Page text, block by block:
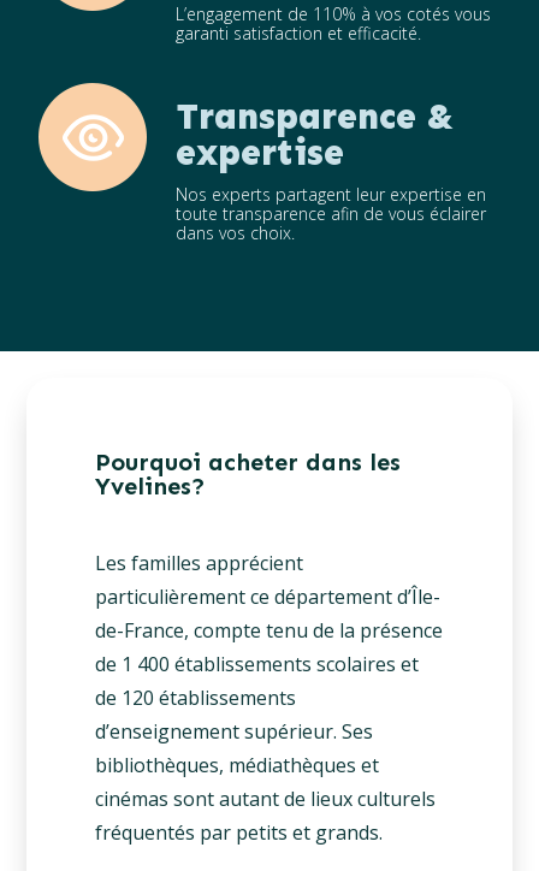
L’engagement de 110% à vos cotés vous
garanti satisfaction et efficacité.
Transparence &
expertise
Nos experts partagent leur expertise en
toute transparence afin de vous éclairer
dans vos choix.
Pourquoi acheter dans les
Yvelines?
Les familles apprécient
particulièrement ce département d’Île-
de-France, compte tenu de la présence
de 1 400 établissements scolaires et
de 120 établissements
d’enseignement supérieur. Ses
bibliothèques, médiathèques et
cinémas sont autant de lieux culturels
fréquentés par petits et grands.